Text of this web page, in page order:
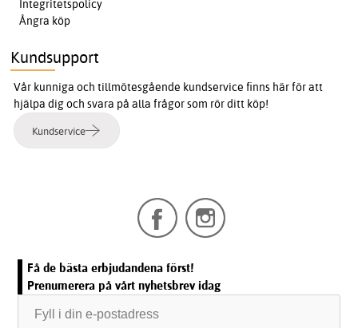
Integritetspolicy
Ångra köp
Kundsupport
Vår kunniga och tillmötesgående kundservice finns här för att
hjälpa dig och svara på alla frågor som rör ditt köp!
Kundservice
Få de bästa erbjudandena först!
Prenumerera på vårt nyhetsbrev idag